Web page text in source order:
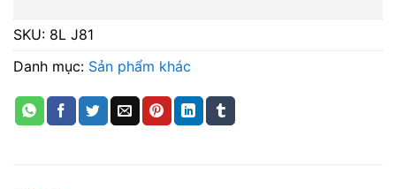
SKU: 8L J81
Danh mục: Sản phẩm khác